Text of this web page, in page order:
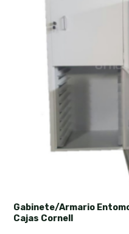
Gabinete/Armario
Cajas Cornell